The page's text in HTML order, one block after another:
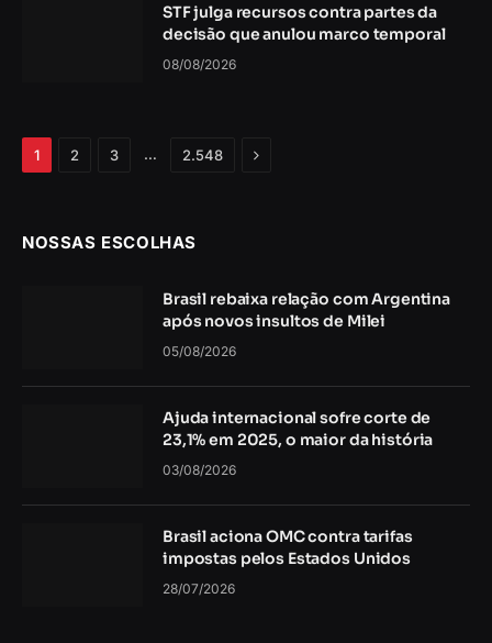
STF julga recursos contra partes da
decisão que anulou marco temporal
08/08/2026
1 2 3 … 2.548 Próximo
NOSSAS ESCOLHAS
Brasil rebaixa relação com Argentina
após novos insultos de Milei
05/08/2026
Ajuda internacional sofre corte de
23,1% em 2025, o maior da história
03/08/2026
Brasil aciona OMC contra tarifas
impostas pelos Estados Unidos
28/07/2026